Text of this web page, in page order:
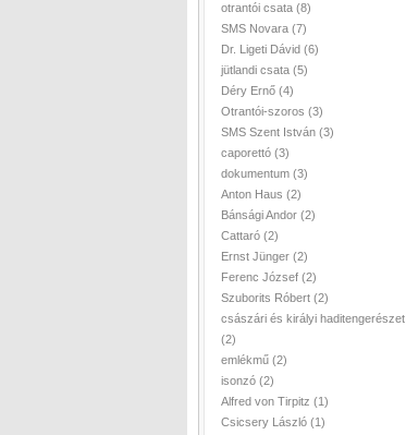
otrantói csata (8)
SMS Novara (7)
Dr. Ligeti Dávid (6)
jütlandi csata (5)
Déry Ernő (4)
Otrantói-szoros (3)
SMS Szent István (3)
caporettó (3)
dokumentum (3)
Anton Haus (2)
Bánsági Andor (2)
Cattaró (2)
Ernst Jünger (2)
Ferenc József (2)
Szuborits Róbert (2)
császári és királyi haditengerészet
(2)
emlékmű (2)
isonzó (2)
Alfred von Tirpitz (1)
Csicsery László (1)